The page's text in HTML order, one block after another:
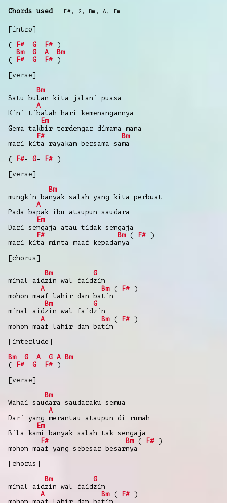
Chords used F# , G , Bm , A , Em
[intro]
(
F#- G- F# )
Bm
G A
Bm
(
F#- G- F# )
[verse]
Bm
Satu bulan kita jalani puasa
A
Kini tibalah hari kemenangannya
Em
Gema takbir terdengar dimana mana
F#
Bm
mari kita rayakan bersama sama
(
F#- G- F# )
[verse]
Bm
mungkin banyak salah yang kita perbuat
A
Pada bapak ibu ataupun saudara
Em
Dari sengaja atau tidak sengaja
F#
Bm( F# )
mari kita minta maaf kepadanya
[chorus]
Bm
G
minal aidzin wal faidzin
A
Bm( F# )
mohon maaf lahir dan batin
Bm
G
minal aidzin wal faidzin
A
Bm( F# )
mohon maaf lahir dan batin
[interlude]
Bm
G A G A Bm
(
F#- G- F# )
[verse]
Bm
Wahai saudara saudaraku semua
A
Dari yang merantau ataupun di rumah
Em
Bila kami banyak salah tak sengaja
F#
Bm( F# )
mohon maaf yang sebesar besarnya
[chorus]
Bm
G
minal aidzin wal faidzin
A
Bm( F# )
mohon maaf lahir dan batin